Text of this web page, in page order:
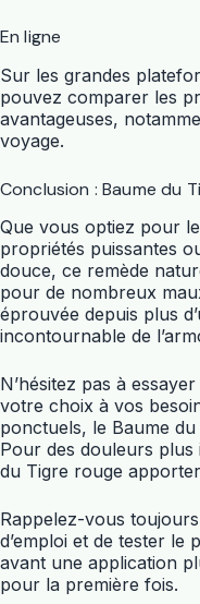
En ligne
Sur les grandes
pouvez comparer les
avantageuses,
voyage.
Conclusion : Baume du
Que vous optiez pour
propriétés puissantes
douce, ce remède
pour de nombreux
éprouvée depuis plus
incontournable de
N’hésitez pas à
votre choix à vos
ponctuels, le Baume
Pour des douleurs plus
du Tigre rouge
Rappelez-vous
d’emploi et de tester le
avant une application
pour la première fois.